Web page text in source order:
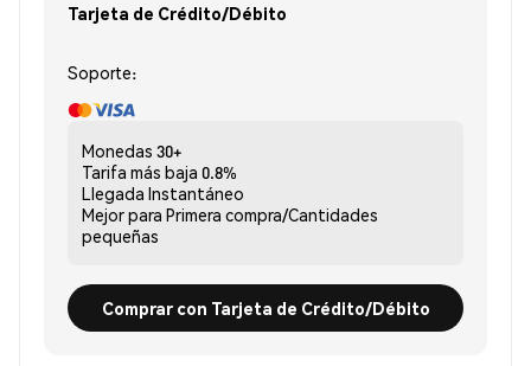
Tarjeta de Crédito/Débito
Soporte:
Monedas 30+
Tarifa más baja 0.8%
Llegada Instantáneo
Mejor para Primera compra/Cantidades
pequeñas
Comprar con Tarjeta de Crédito/Débito